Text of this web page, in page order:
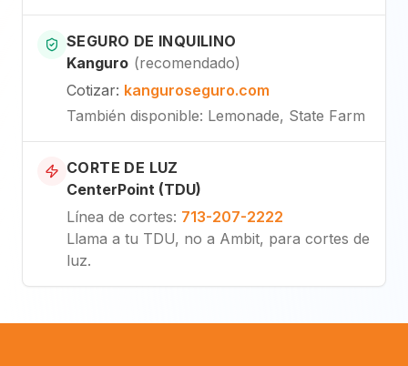
SEGURO DE INQUILINO
Kanguro (recomendado)
Cotizar: kanguroseguro.com
También disponible: Lemonade, State Farm
CORTE DE LUZ
CenterPoint (TDU)
Línea de cortes: 713-207-2222
Llama a tu TDU, no a Ambit, para cortes de
luz.